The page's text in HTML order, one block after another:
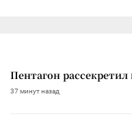
Пентагон
37 минут назад